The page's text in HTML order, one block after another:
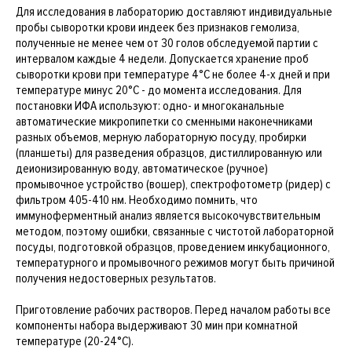
Для исследования в лабораторию доставляют индивидуальные
пробы сыворотки крови индеек без признаков гемолиза,
полученные не менее чем от 30 голов обследуемой партии с
интервалом каждые 4 недели. Допускается хранение проб
сыворотки крови при температуре 4°С не более 4-х дней и при
температуре минус 20°С - до момента исследования. Для
постановки ИФА используют: одно- и многоканальные
автоматические микропипетки со сменными наконечниками
разных объемов, мерную лабораторную посуду, пробирки
(планшеты) для разведения образцов, дистиллированную или
деионизированную воду, автоматическое (ручное)
промывочное устройство (вошер), спектрофотометр (ридер) с
фильтром 405-410 нм. Необходимо помнить, что
иммуноферментный анализ является высокочувствительным
методом, поэтому ошибки, связанные с чистотой лабораторной
посуды, подготовкой образцов, проведением инкубационного,
температурного и промывочного режимов могут быть причиной
получения недостоверных результатов.
Приготовление рабочих растворов. Перед началом работы все
компоненты набора выдерживают 30 мин при комнатной
температуре (20-24°С).